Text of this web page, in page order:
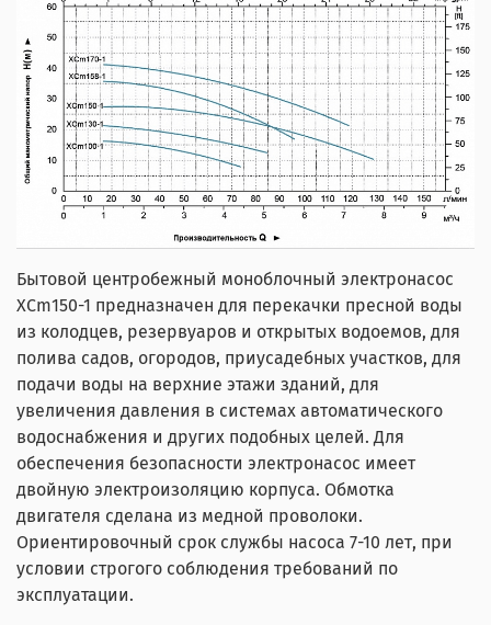
Бытовой центробежный моноблочный электронасос
XCm150-1 предназначен для перекачки пресной воды
из колодцев, резервуаров и открытых водоемов, для
полива садов, огородов, приусадебных участков, для
подачи воды на верхние этажи зданий, для
увеличения давления в системах автоматического
водоснабжения и других подобных целей. Для
обеспечения безопасности электронасос имеет
двойную электроизоляцию корпуса. Обмотка
двигателя сделана из медной проволоки.
Ориентировочный срок службы насоса 7-10 лет, при
условии строгого соблюдения требований по
эксплуатации.